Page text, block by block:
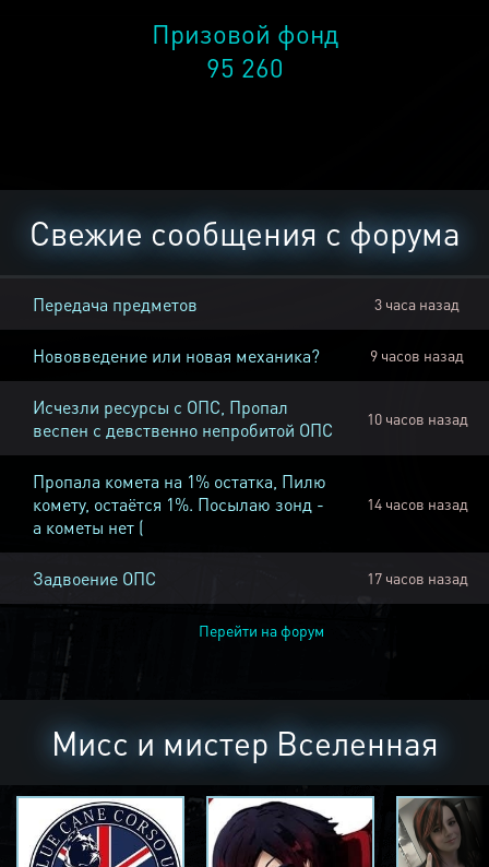
Призовой фонд
95 260
Свежие сообщения с форума
Передача предметов 3 часа назад
Нововведение или новая механика? 9 часов назад
Исчезли ресурсы с ОПС, Пропал
веспен с девственно непробитой ОПС
10 часов назад
Пропала комета на 1% остатка, Пилю
комету, остаётся 1%. Посылаю зонд -
а кометы нет (
14 часов назад
Задвоение ОПС 17 часов назад
Перейти на форум
Мисс и мистер Вселенная